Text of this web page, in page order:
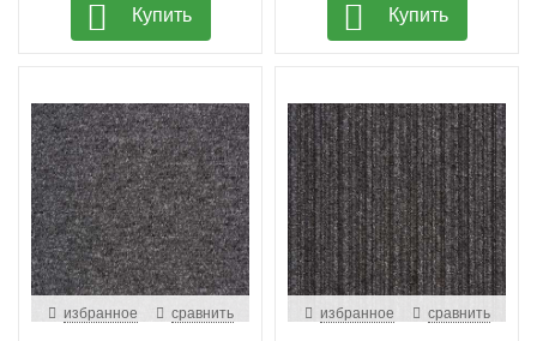
Купить Купить
избранное сравнить избранное сравнить